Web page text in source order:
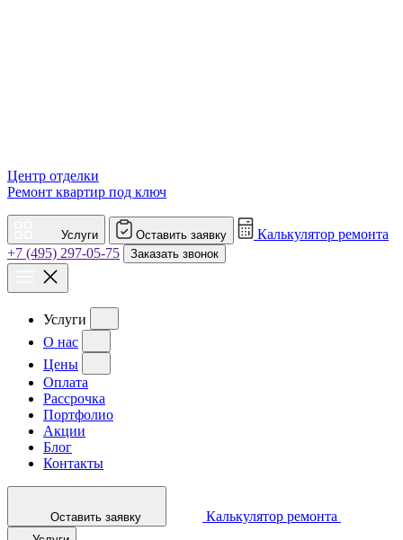
Центр отделки
Ремонт квартир под ключ
Услуги Оставить заявку
Калькулятор ремонта
+7 (495) 297-05-75
Заказать звонок
Услуги
О нас
Цены
Оплата
Рассрочка
Портфолио
Акции
Блог
Контакты
Оставить заявку Калькулятор ремонта